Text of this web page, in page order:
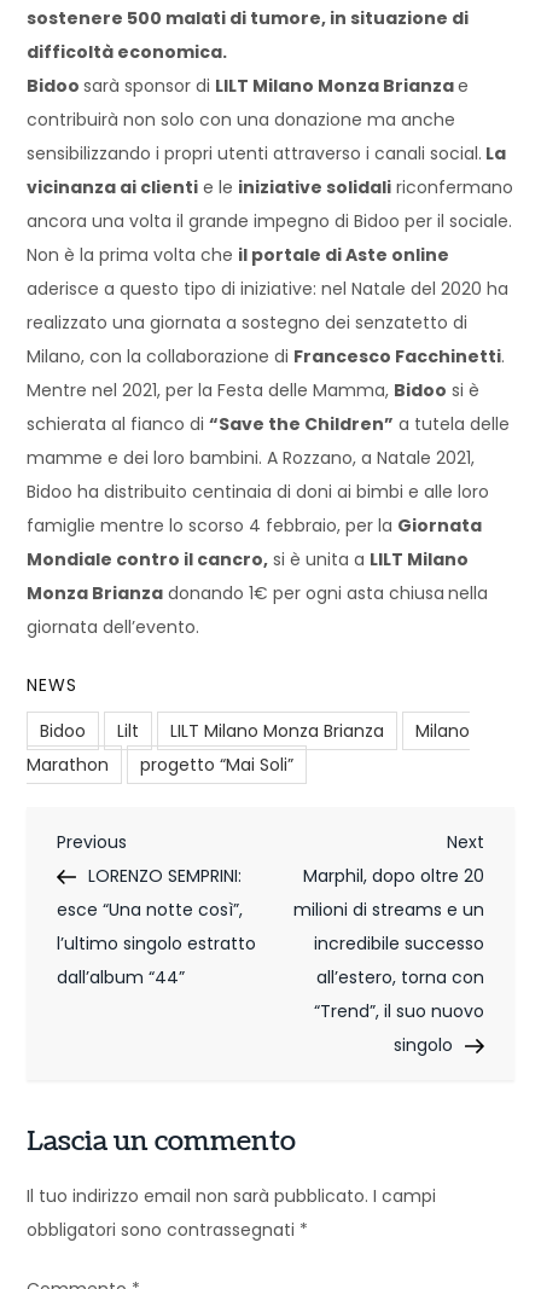
sostenere 500 malati di tumore, in situazione di
difficoltà economica.
Bidoosarà sponsor di LILT Milano Monza Brianzae
contribuirà non solo con una donazione ma anche
sensibilizzando i propri utenti attraverso i canali social. La
vicinanza ai clienti e le iniziative solidali riconfermano
ancora una volta il grande impegno di Bidoo per il sociale.
Non è la prima volta che il portale di Aste online
aderisce a questo tipo di iniziative: nel Natale del 2020 ha
realizzato una giornata a sostegno dei senzatetto di
Milano, con la collaborazione di Francesco Facchinetti.
Mentre nel 2021, per la Festa delle Mamma, Bidoo si è
schierata al fianco di“Save the Children” a tutela delle
mamme e dei loro bambini. A Rozzano, a Natale 2021,
Bidoo ha distribuito centinaia di doni ai bimbi e alle loro
famiglie mentre lo scorso 4 febbraio, per la Giornata
Mondiale contro il cancro, si è unita a LILT Milano
Monza Brianza donando 1€ per ogni asta chiusa nella
giornata dell’evento.
NEWS
Bidoo
Lilt LILT Milano Monza Brianza
Milano
Marathon
progetto “Mai Soli”
N
a
v
i
z
o
Previous
Post
Previous
LORENZO SEMPRINI:
esce “Una notte così”,
l’ultimo singolo estratto
dall’album “44”
Next
Post
Next
Marphil, dopo oltre 20
milioni di streams e un
incredibile successo
all’estero, torna con
“Trend”, il suo nuovo
singolo
Lascia un commento
Il tuo indirizzo email non sarà pubblicato. I campi
obbligatori sono contrassegnati *